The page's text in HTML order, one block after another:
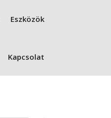
Eszközök
Kapcsolat